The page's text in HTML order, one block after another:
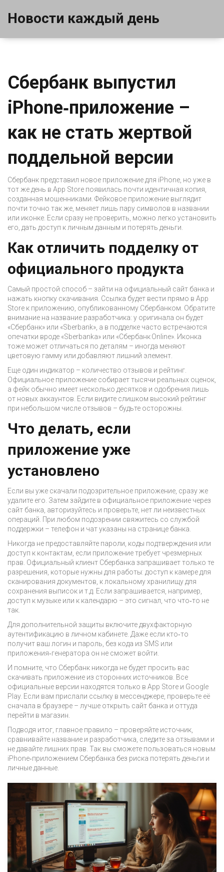
Новости каждый день
Сбербанк выпустил
iPhone‑приложение –
как не стать жертвой
поддельной версии
Сбербанк представил новое приложение для iPhone, но уже в
тот же день в App Store появилась почти идентичная копия,
созданная мошенниками. Фейковое приложение выглядит
почти точно так же, меняет лишь пару символов в названии
или иконке. Если сразу не проверить, можно легко установить
его, дать доступ к личным данным и потерять деньги.
Как отличить подделку от
официального продукта
Самый простой способ – зайти на официальный сайт банка и
нажать кнопку скачивания. Ссылка будет вести прямо в App
Store к приложению, опубликованному Сбербанком. Обратите
внимание на название разработчика: у оригинала он будет
«Сбербанк» или «Sberbank», а в подделке часто встречаются
опечатки вроде «Sberbanka» или «Сбербанк Online». Иконка
тоже может отличаться по деталям – иногда меняют
цветовую гамму или добавляют лишний элемент.
Еще один индикатор – количество отзывов и рейтинг.
Официальное приложение собирает тысячи реальных оценок,
а фейк обычно имеет несколько десятков и одобрения лишь
от новых аккаунтов. Если видите слишком высокий рейтинг
при небольшом числе отзывов – будьте осторожны.
Что делать, если
приложение уже
установлено
Если вы уже скачали подозрительное приложение, сразу же
удалите его. Затем зайдите в официальное приложение через
сайт банка, авторизуйтесь и проверьте, нет ли неизвестных
операций. При любом подозрении свяжитесь со службой
поддержки – телефон и чат указаны на странице банка.
Никогда не предоставляйте пароли, коды подтверждения или
доступ к контактам, если приложение требует чрезмерных
прав. Официальный клиент Сбербанка запрашивает только те
разрешения, которые нужны для работы: доступ к камере для
сканирования документов, к локальному хранилищу для
сохранения выписок и т.д. Если запрашивается, например,
доступ к музыке или к календарю – это сигнал, что что‑то не
так.
Для дополнительной защиты включите двухфакторную
аутентификацию в личном кабинете. Даже если кто‑то
получит ваш логин и пароль, без кода из SMS или
приложения‑генератора он не сможет войти.
И помните, что Сбербанк никогда не будет просить вас
скачивать приложение из сторонних источников. Все
официальные версии находятся только в App Store и Google
Play. Если вам прислали ссылку в мессенджере, проверьте её
сначала в браузере – лучше открыть сайт банка и оттуда
перейти в магазин.
Подводя итог, главное правило – проверяйте источник,
сравнивайте название и разработчика, следите за отзывами и
не давайте лишних прав. Так вы сможете пользоваться новым
iPhone‑приложением Сбербанка без риска потерять деньги и
личные данные.